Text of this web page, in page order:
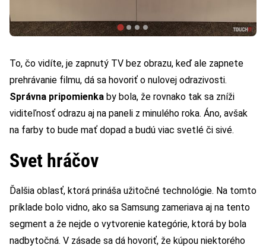
To, čo vidíte, je zapnutý TV bez obrazu, keď ale zapnete
prehrávanie filmu, dá sa hovoriť o nulovej odrazivosti.
Správna pripomienka by bola, že rovnako tak sa zníži
viditeľnosť odrazu aj na paneli z minulého roka. Áno, avšak
na farby to bude mať dopad a budú viac svetlé či sivé.
Svet hráčov
Ďalšia oblasť, ktorá prináša užitočné technológie. Na tomto
príklade bolo vidno, ako sa Samsung zameriava aj na tento
segment a že nejde o vytvorenie kategórie, ktorá by bola
nadbytočná. V zásade sa dá hovoriť, že kúpou niektorého